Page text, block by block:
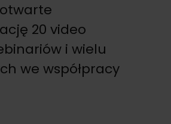
20 video
i wielu
we współpracy